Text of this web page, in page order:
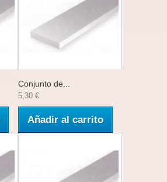
Conjunto de...
5,30 €
Añadir al carrito